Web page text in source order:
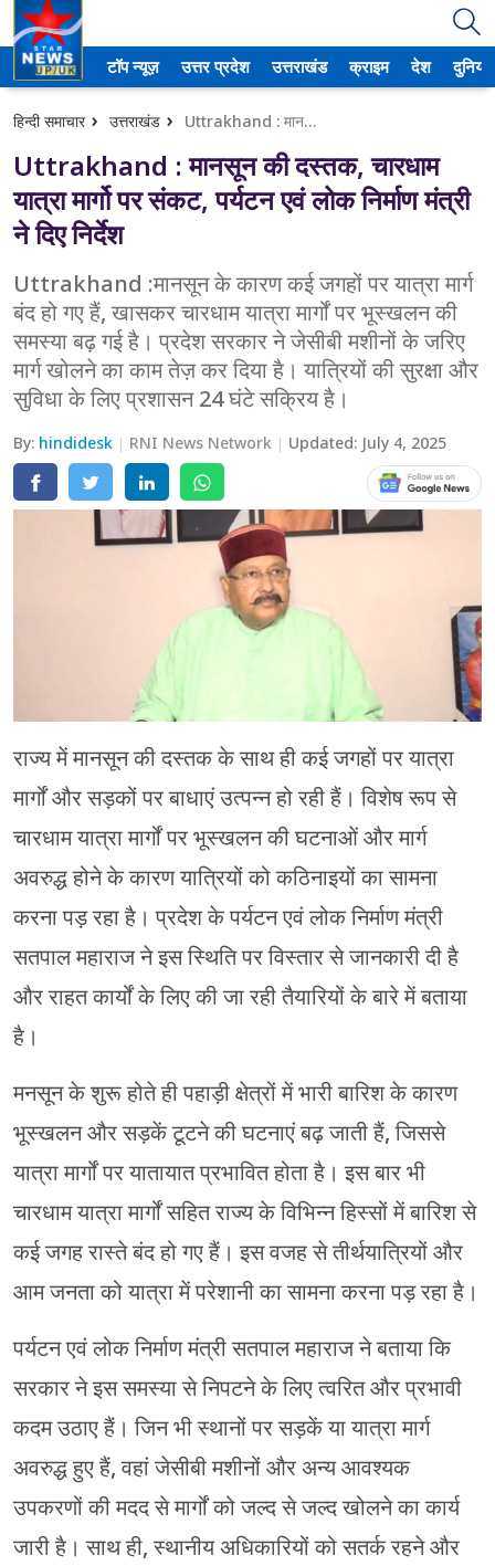
टॉप न्यूज़ उत्तर प्रदेश उत्तराखंड क्राइम देश दुनिया
हिन्दी समाचार उत्तराखंड Uttrakhand : मानसून की दस्तक, चारधाम यात्रा मार्गो पर संकट, पर्यटन एवं लोक निर्माण मंत्री ने दिए निर्देश
Uttrakhand : मानसून की दस्तक, चारधाम
यात्रा मार्गो पर संकट, पर्यटन एवं लोक निर्माण मंत्री
ने दिए निर्देश
Uttrakhand :मानसून के कारण कई जगहों पर यात्रा मार्ग
बंद हो गए हैं, खासकर चारधाम यात्रा मार्गों पर भूस्खलन की
समस्या बढ़ गई है। प्रदेश सरकार ने जेसीबी मशीनों के जरिए
मार्ग खोलने का काम तेज़ कर दिया है। यात्रियों की सुरक्षा और
सुविधा के लिए प्रशासन 24 घंटे सक्रिय है।
By: hindidesk RNI News Network Updated: July 4, 2025
राज्य में मानसून की दस्तक के साथ ही कई जगहों पर यात्रा
मार्गों और सड़कों पर बाधाएं उत्पन्न हो रही हैं। विशेष रूप से
चारधाम यात्रा मार्गों पर भूस्खलन की घटनाओं और मार्ग
अवरुद्ध होने के कारण यात्रियों को कठिनाइयों का सामना
करना पड़ रहा है। प्रदेश के पर्यटन एवं लोक निर्माण मंत्री
सतपाल महाराज ने इस स्थिति पर विस्तार से जानकारी दी है
और राहत कार्यों के लिए की जा रही तैयारियों के बारे में बताया
है।
मनसून के शुरू होते ही पहाड़ी क्षेत्रों में भारी बारिश के कारण
भूस्खलन और सड़कें टूटने की घटनाएं बढ़ जाती हैं, जिससे
यात्रा मार्गों पर यातायात प्रभावित होता है। इस बार भी
चारधाम यात्रा मार्गों सहित राज्य के विभिन्न हिस्सों में बारिश से
कई जगह रास्ते बंद हो गए हैं। इस वजह से तीर्थयात्रियों और
आम जनता को यात्रा में परेशानी का सामना करना पड़ रहा है।
पर्यटन एवं लोक निर्माण मंत्री सतपाल महाराज ने बताया कि
सरकार ने इस समस्या से निपटने के लिए त्वरित और प्रभावी
कदम उठाए हैं। जिन भी स्थानों पर सड़कें या यात्रा मार्ग
अवरुद्ध हुए हैं, वहां जेसीबी मशीनों और अन्य आवश्यक
उपकरणों की मदद से मार्गों को जल्द से जल्द खोलने का कार्य
जारी है। साथ ही, स्थानीय अधिकारियों को सतर्क रहने और
उत्तर प्रदेश
आगरा
कानपुर
प्रयागराज
मेरठ
लखनऊ
उत्तराखंड
अल्मोड़ा
बागेश्वर